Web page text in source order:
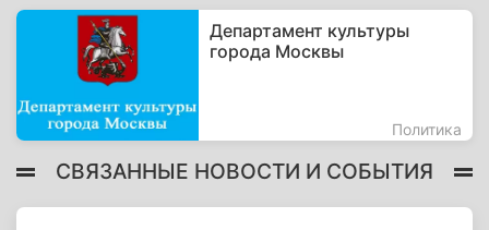
Департамент культуры
города Москвы
Политика
СВЯЗАННЫЕ НОВОСТИ И СОБЫТИЯ